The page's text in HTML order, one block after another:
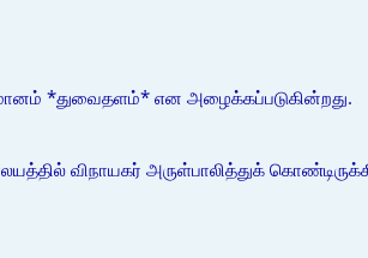
*துவைதளம்* என அழைக்கப்படுகின்றது.
விநாயகர் அருள்பாலித்துக்